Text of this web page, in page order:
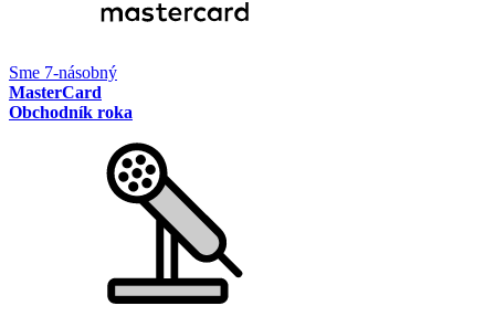
Sme 7-násobný
MasterCard
Obchodník roka